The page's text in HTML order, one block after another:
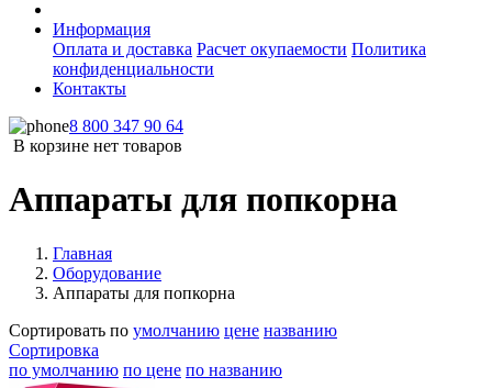
Информация
Оплата и доставка Расчет окупаемости Политика
конфиденциальности
Контакты
8 800 347 90 64
В корзине нет товаров
Аппараты для попкорна
Главная
Оборудование
Аппараты для попкорна
Сортировать по умолчанию цене названию
Сортировка
по умолчанию по цене по названию